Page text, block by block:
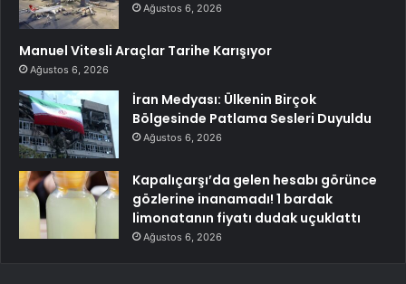
Ağustos 6, 2026
Manuel Vitesli Araçlar Tarihe Karışıyor
Ağustos 6, 2026
İran Medyası: Ülkenin Birçok
Bölgesinde Patlama Sesleri Duyuldu
Ağustos 6, 2026
Kapalıçarşı’da gelen hesabı görünce
gözlerine inanamadı! 1 bardak
limonatanın fiyatı dudak uçuklattı
Ağustos 6, 2026